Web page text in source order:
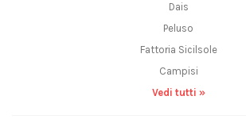
Dais
Peluso
Fattoria Sicilsole
Campisi
Vedi tutti »